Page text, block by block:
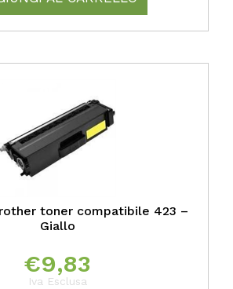
toner compatibile 423 –
Giallo
€9,83
Iva Esclusa